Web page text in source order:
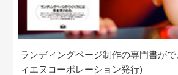
ランディングページ制作の専門書が
ィエヌコーポレーション発行)